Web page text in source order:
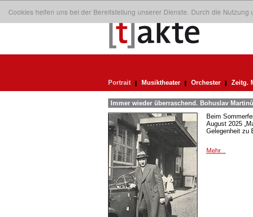
Cookies helfen uns bei der Bereitstellung unserer Dienste. Durch die
Portrait Musiktheater Orchester Zeitg.
Immer wieder überraschend. Bohuslav
Beim
August 2025
Gelegenheit zu
Mehr...